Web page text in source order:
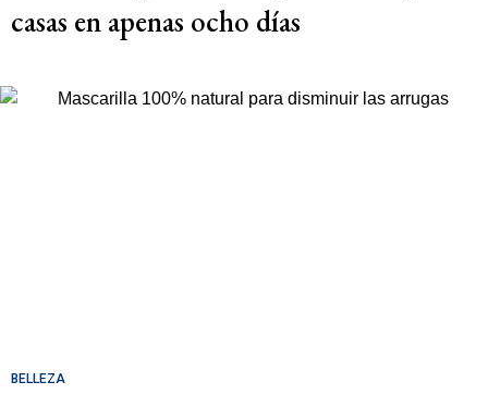
casas en apenas ocho días
BELLEZA